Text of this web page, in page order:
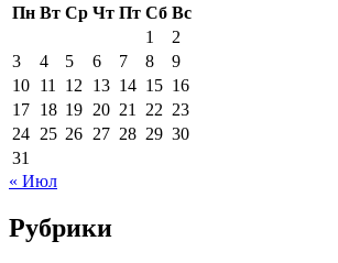
Пн Вт Ср Чт Пт Сб Вс
1
2
3
4 5 6 7 8
9
10 11 12 13 14 15 16
17 18 19 20 21 22 23
24 25 26 27 28 29 30
31
« Июл
Рубрики